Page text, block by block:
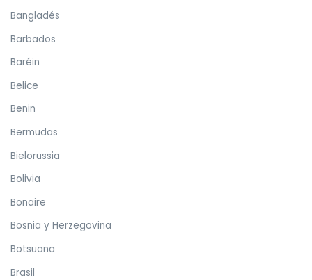
Bangladés
Barbados
Baréin
Belice
Benin
Bermudas
Bielorussia
Bolivia
Bonaire
Bosnia y Herzegovina
Botsuana
Brasil